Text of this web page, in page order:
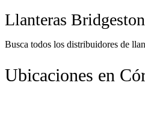
Llanteras
Busca todos los distribuidores de
Ubicaciones en